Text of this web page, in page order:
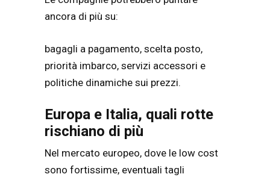
ancora di più su:
bagagli a pagamento, scelta posto,
priorità imbarco, servizi accessori e
politiche dinamiche sui prezzi.
Europa e Italia, quali rotte
rischiano di più
Nel mercato europeo, dove le low cost
sono fortissime, eventuali tagli